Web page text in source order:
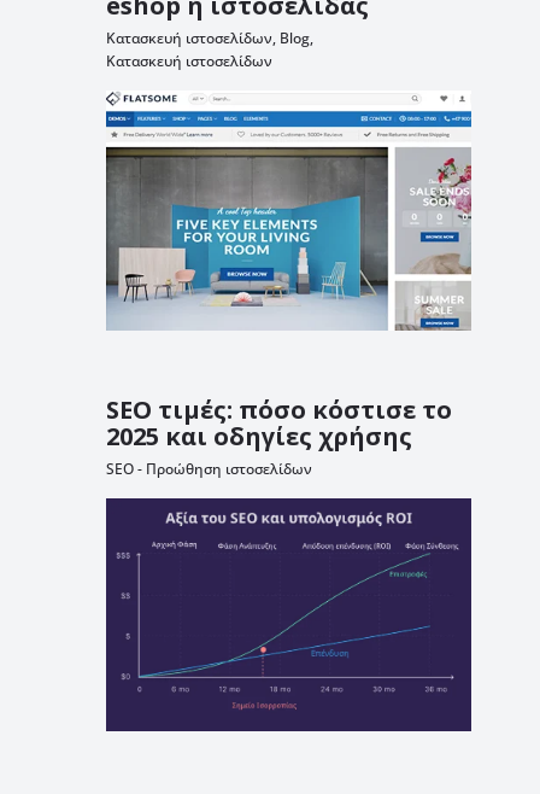
Κατασκευή ιστοσελίδων, Blog,
Κατασκευή ιστοσελίδων
SEO τιμές: πόσο κόστισε το
2025 και οδηγίες χρήσης
SEO - Προώθηση ιστοσελίδων